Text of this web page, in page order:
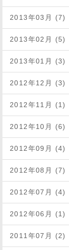
2013年03月 (7)
2013年02月 (5)
2013年01月 (3)
2012年12月 (3)
2012年11月 (1)
2012年10月 (6)
2012年09月 (4)
2012年08月 (7)
2012年07月 (4)
2012年06月 (1)
2011年07月 (2)